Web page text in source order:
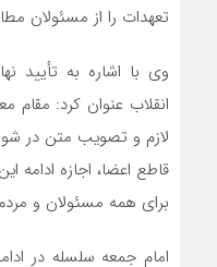
تعهدات را از مسئولان
وی با اشاره به تأیید
انقلاب عنوان کرد:
لازم و تصویب متن در
قاطع اعضا، اجازه ادامه
برای همه مسئولان و
امام جمعه سلسله در